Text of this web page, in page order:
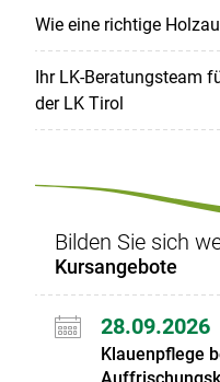
Wie eine richtige
Ihr LK-Beratungsteam
der LK Tirol
Bilden Sie sich
Kursangebote
28.09.2026
Klauenpflege